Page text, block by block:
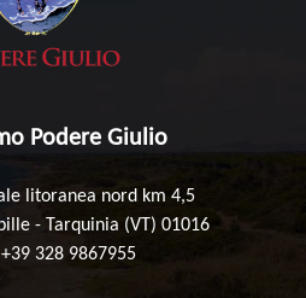
Podere Giulio
litoranea nord km 4,5
- Tarquinia (VT) 01016
328 9867955